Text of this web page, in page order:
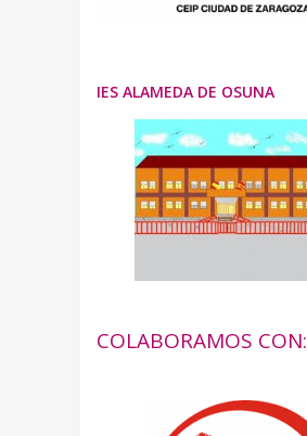
IES ALAMEDA DE OSUNA
COLABORAMOS CON: